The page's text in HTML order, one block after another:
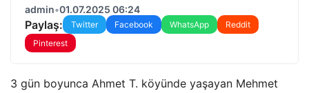
admin•01.07.2025 06:24
Paylaş: Twitter Facebook WhatsApp
Reddit
Pinterest
3 gün boyunca Ahmet T. köyünde yaşayan Mehmet